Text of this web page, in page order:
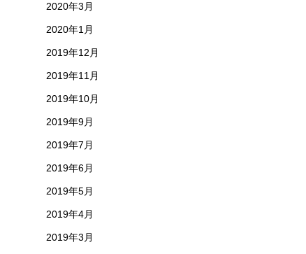
2020年3月
2020年1月
2019年12月
2019年11月
2019年10月
2019年9月
2019年7月
2019年6月
2019年5月
2019年4月
2019年3月